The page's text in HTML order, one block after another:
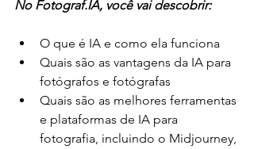
No Fotograf.IA, você vai descobrir:
O que é IA e como ela funciona
Quais são as vantagens da IA para
fotógrafos e fotógrafas
Quais são as melhores ferramentas
e plataformas de IA para
fotografia, incluindo o Midjourney,